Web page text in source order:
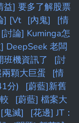
益] 要多了解股票
] [Vt [內鬼]
[情
[討論] Kuminga怎
DeepSeek 老闆
班機資訊了
[討
顆大巨蛋
[情
分)
[蔚藍]新舊
[蔚藍] 檔案大
[鬼滅]
[花邊] JT：